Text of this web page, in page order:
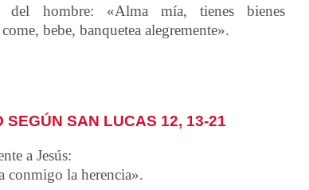
del hombre: «Alma mía, tienes bienes
bebe, banquetea alegremente».
SAN LUCAS 12, 13-21
a Jesús:
conmigo la herencia».